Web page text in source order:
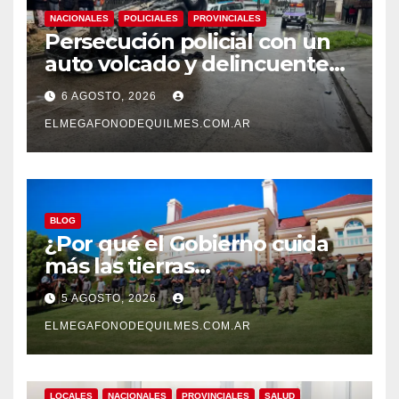
NACIONALES POLICIALES PROVINCIALES
Persecución policial con un
auto volcado y delincuentes
detenidos en San Francisco
Solano
6 AGOSTO, 2026
ELMEGAFONODEQUILMES.COM.AR
BLOG
¿Por qué el Gobierno cuida
más las tierras
extranjerizadas que el
patrimonio de todos los
argentinos?
5 AGOSTO, 2026
ELMEGAFONODEQUILMES.COM.AR
LOCALES NACIONALES PROVINCIALES SALUD